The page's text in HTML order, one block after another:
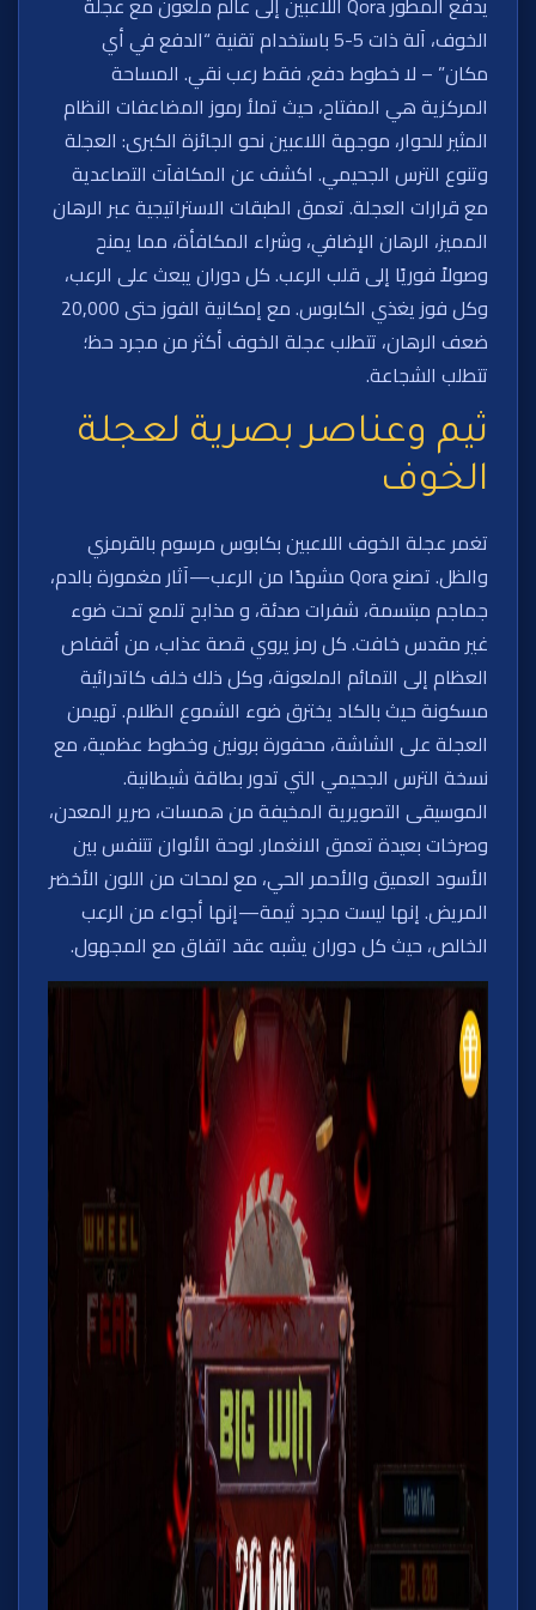
الخوف، آلة ذات 5-5 باستخدام تقنية “الدفع في أي
مكان” – لا خطوط دفع، فقط رعب نقي. المساحة
المركزية هي المفتاح، حيث تملأ رموز المضاعفات النظام
المثير للحوار، موجهة اللاعبين نحو الجائزة الكبرى: العجلة
وتنوع الترس الجحيمي. اكشف عن المكافآت التصاعدية
مع قرارات العجلة. تعمق الطبقات الاستراتيجية عبر الرهان
المميز، الرهان الإضافي، وشراء المكافأة، مما يمنح
وصولاً فوريًا إلى قلب الرعب. كل دوران يبعث على الرعب،
وكل فوز يغذي الكابوس. مع إمكانية الفوز حتى 20,000
ضعف الرهان، تتطلب عجلة الخوف أكثر من مجرد حظ؛
تتطلب الشجاعة.
ثيم وعناصر بصرية لعجلة
الخوف
تغمر عجلة الخوف اللاعبين بكابوس مرسوم بالقرمزي
والظل. تصنع Qora مشهدًا من الرعب—آثار مغمورة بالدم،
جماجم مبتسمة، شفرات صدئة، و مذابح تلمع تحت ضوء
غير مقدس خافت. كل رمز يروي قصة عذاب، من أقفاص
العظام إلى التمائم الملعونة، وكل ذلك خلف كاتدرائية
مسكونة حيث بالكاد يخترق ضوء الشموع الظلام. تهيمن
العجلة على الشاشة، محفورة برونين وخطوط عظمية، مع
نسخة الترس الجحيمي التي تدور بطاقة شيطانية.
الموسيقى التصويرية المخيفة من همسات، صرير المعدن،
وصرخات بعيدة تعمق الانغمار. لوحة الألوان تتنفس بين
الأسود العميق والأحمر الحي، مع لمحات من اللون الأخضر
المريض. إنها ليست مجرد ثيمة—إنها أجواء من الرعب
الخالص، حيث كل دوران يشبه عقد اتفاق مع المجهول.